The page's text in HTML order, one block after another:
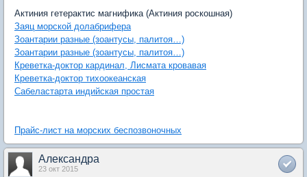
Актиния гетерактис магнифика (Актиния роскошная)
Заяц морской долабрифера
Зоантарии разные (зоантусы, палитоя…)
Зоантарии разные (зоантусы, палитоя…)
Креветка-доктор кардинал, Лисмата кровавая
Креветка-доктор тихоокеанская
Сабеластарта индийская простая
Прайс-лист на морских беспозвоночных
Александра
23 окт 2015